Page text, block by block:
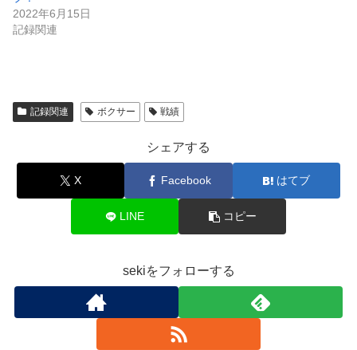
2022年6月15日
記録関連
記録関連 ボクサー 戦績
シェアする
X Facebook はてブ
LINE コピー
sekiをフォローする